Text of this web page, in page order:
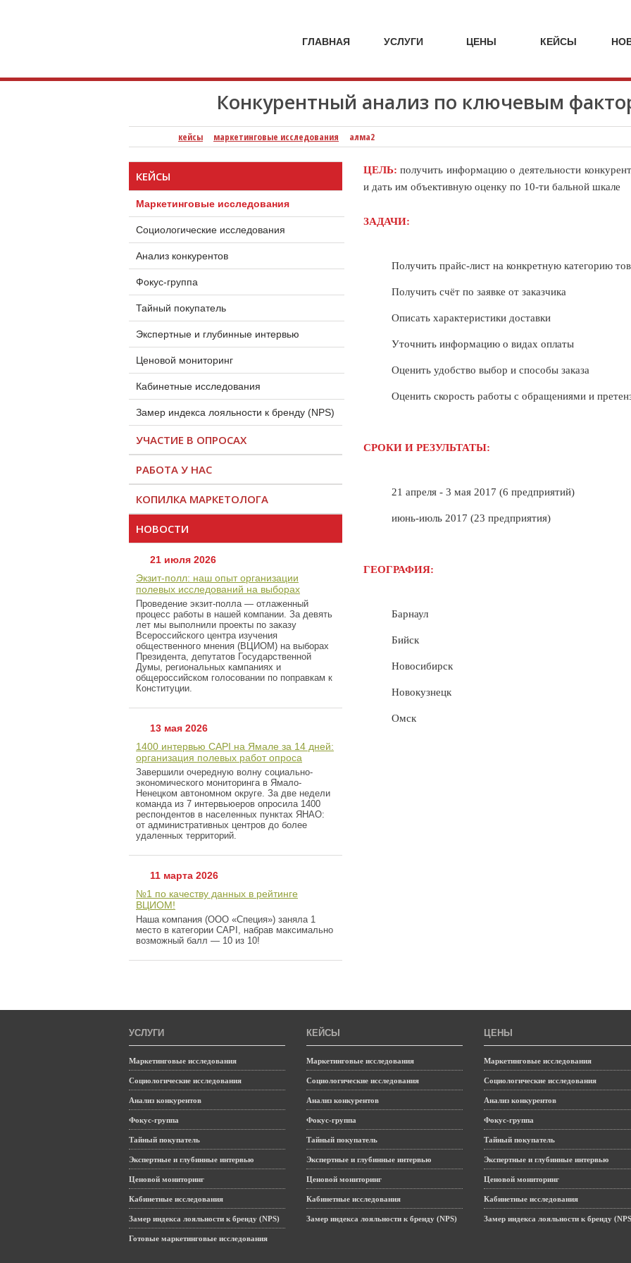
ГЛАВНАЯ
УСЛУГИ
ЦЕНЫ МАРКЕТИНГОВЫЕ
КЕЙСЫ
Конкурентный анализ по ключевым
кейсы маркетинговые исследования алма2
ЦЕЛЬ: получить информацию о деятельности
и дать им объективную оценку по 10-ти бальной шкале
ЗАДАЧИ:
Получить прайс-лист на конкретную категорию
Получить счёт по заявке от заказчика
Описать характеристики доставки
Уточнить информацию о видах оплаты
Оценить удобство выбор и способы заказа
Оценить скорость работы с обращениями и
СРОКИ И РЕЗУЛЬТАТЫ:
21 апреля - 3 мая 2017 (6 предприятий)
июнь-июль 2017 (23 предприятия)
ГЕОГРАФИЯ:
Барнаул
Бийск
Новосибирск
Новокузнецк
Омск
КЕЙСЫ
Маркетинговые исследования
Социологические исследования
Анализ конкурентов
Фокус-группа
Тайный покупатель
Экспертные и глубинные интервью
Ценовой мониторинг
Кабинетные исследования
Замер индекса лояльности к бренду (NPS)
УЧАСТИЕ В ОПРОСАХ
РАБОТА У НАС
КОПИЛКА МАРКЕТОЛОГА
НОВОСТИ
21 июля 2026
Экзит-полл: наш опыт организации
полевых исследований на выборах
Проведение экзит-полла — отлаженный
процесс работы в нашей компании. За девять
лет мы выполнили проекты по заказу
Всероссийского центра изучения
общественного мнения (ВЦИОМ) на выборах
Президента, депутатов Государственной
Думы, региональных кампаниях и
общероссийском голосовании по поправкам к
Конституции.
13 мая 2026
1400 интервью CAPI на Ямале за 14 дней:
организация полевых работ опроса
Завершили очередную волну социально-
экономического мониторинга в Ямало-
Ненецком автономном округе. За две недели
команда из 7 интервьюеров опросила 1400
респондентов в населенных пунктах ЯНАО:
от административных центров до более
удаленных территорий.
11 марта 2026
№1 по качеству данных в рейтинге
ВЦИОМ!
Наша компания (ООО «Специя») заняла 1
место в категории CAPI, набрав максимально
возможный балл — 10 из 10!
УСЛУГИ
Маркетинговые исследования
Социологические исследования
Анализ конкурентов
Фокус-группа
Тайный покупатель
Экспертные и глубинные интервью
Ценовой мониторинг
Кабинетные исследования
Замер индекса лояльности к бренду (NPS)
Готовые маркетинговые исследования
КЕЙСЫ
Маркетинговые исследования
Социологические исследования
Анализ конкурентов
Фокус-группа
Тайный покупатель
Экспертные и глубинные интервью
Ценовой мониторинг
Кабинетные исследования
Замер индекса лояльности к бренду (NPS)
ЦЕНЫ
Маркетинговые исследования
Социологические исследования
Анализ конкурентов
Фокус-группа
Тайный покупатель
Экспертные и глубинные интервью
Ценовой мониторинг
Кабинетные исследования
Замер индекса лояльности к бренду